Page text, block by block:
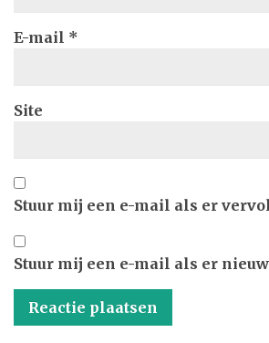
E-mail *
Site
Stuur mij een e-mail als er
Stuur mij een e-mail als er